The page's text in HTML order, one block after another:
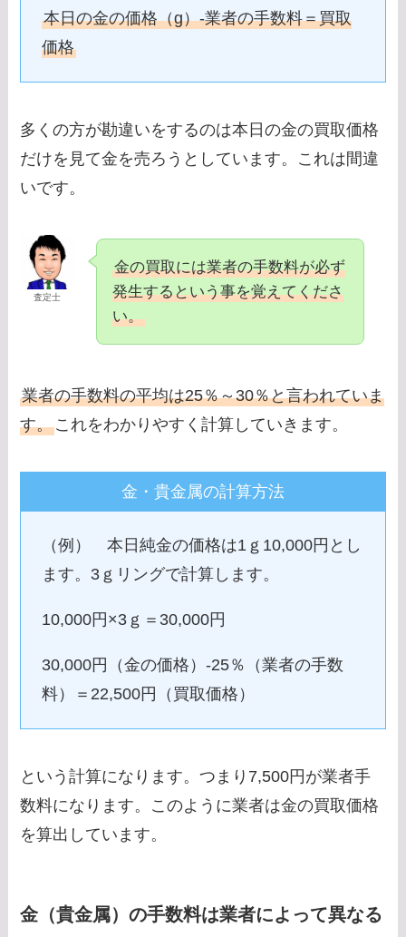
本日の金の価格（g）-業者の手数料＝買取
価格
多くの方が勘違いをするのは本日の金の買取価格
だけを見て金を売ろうとしています。これは間違
いです。
査定士
金の買取には業者の手数料が必ず
発生するという事を覚えてくださ
い。
業者の手数料の平均は25％～30％と言われていま
す。これをわかりやすく計算していきます。
金・貴金属の計算方法
（例） 本日純金の価格は1ｇ10,000円とし
ます。3ｇリングで計算します。
10,000円×3ｇ＝30,000円
30,000円（金の価格）-25％（業者の手数
料）＝22,500円（買取価格）
という計算になります。つまり7,500円が業者手
数料になります。このように業者は金の買取価格
を算出しています。
金（貴金属）の手数料は業者によって異なる